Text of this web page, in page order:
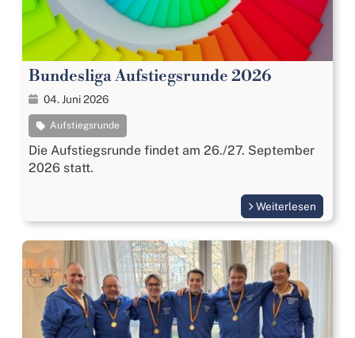
2015
25.05.2013 Bundesliga Aufstiegsrunde Süd
2013
25.05.2013 Bundesliga Aufstiegsrunde Nord
2013
07.05.2011 Bundesliga Aufstiegsrunde Süd
2011
Bundesliga Aufstiegsrunde 2026
04. Juni 2026
Aufstiegsrunde
Die Aufstiegsrunde findet am 26./27. September
2026 statt.
Weiterlesen